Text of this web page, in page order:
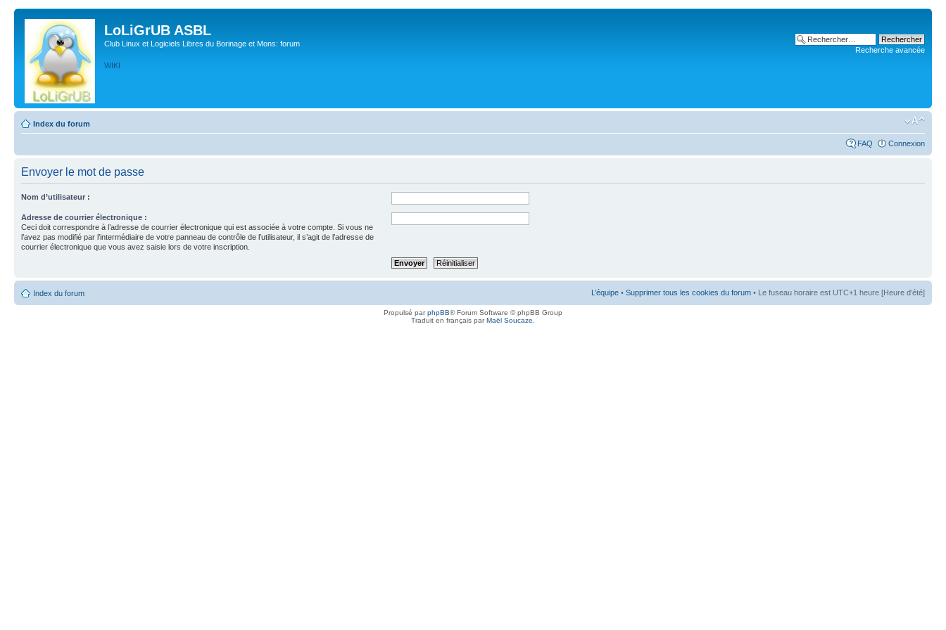
LoLiGrUB ASBL
Club Linux et Logiciels Libres du Borinage et Mons: forum
WIKI
Recherche avancée
Index du forum
FAQ Connexion
Envoyer le mot de passe
Nom d’utilisateur :
Adresse de courrier électronique :
Ceci doit correspondre à l’adresse de courrier électronique qui est associée à votre compte. Si vous ne
l’avez pas modifié par l’intermédiaire de votre panneau de contrôle de l’utilisateur, il s’agit de l’adresse de
courrier électronique que vous avez saisie lors de votre inscription.
Index du forum L’équipe • Supprimer tous les cookies du forum • Le fuseau horaire est UTC+1 heure [Heure d’été]
Propulsé parphpBB® Forum Software © phpBB Group
Traduit en français parMaël Soucaze